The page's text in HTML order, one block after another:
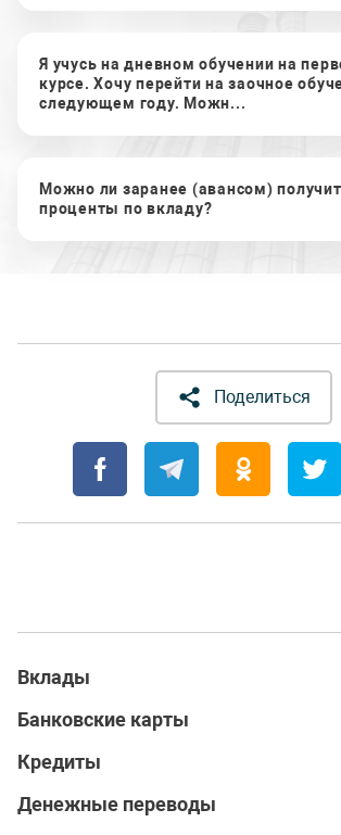
Я учусь на дневном обучении на
курсе. Хочу перейти на заочное
следующем году. Можн...
Можно ли заранее (авансом)
проценты по вкладу?
Поделиться
Вклады
Банковские карты
Кредиты
Денежные переводы